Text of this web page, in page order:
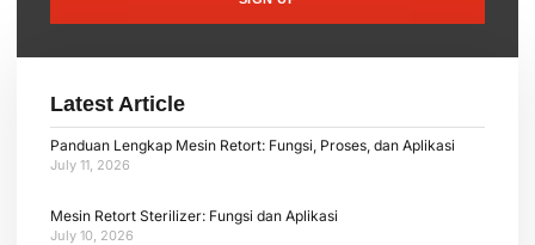
Latest Article
Panduan Lengkap Mesin Retort: Fungsi, Proses, dan Aplikasi
July 11, 2026
Mesin Retort Sterilizer: Fungsi dan Aplikasi
July 10, 2026